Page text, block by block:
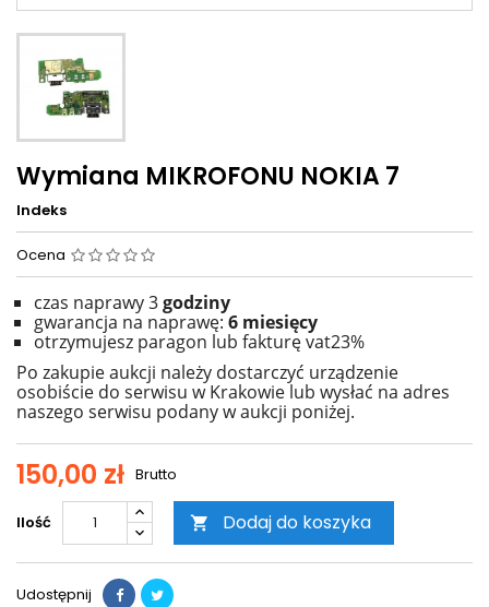
Wymiana MIKROFONU NOKIA 7
Indeks
Ocena
czas naprawy 3godziny
gwarancja na naprawę: 6 miesięcy
otrzymujesz paragon lub fakturę vat23%
Po zakupie aukcji należy dostarczyć urządzenie
osobiście do serwisu w Krakowie lub wysłać na adres
naszego serwisu podany w aukcji poniżej.
150,00 zł Brutto
Ilość  Dodaj do koszyka
Udostępnij